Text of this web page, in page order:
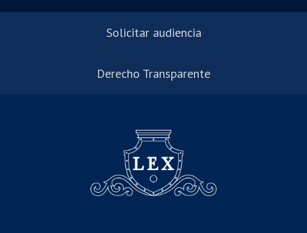
Solicitar audiencia
Derecho Transparente